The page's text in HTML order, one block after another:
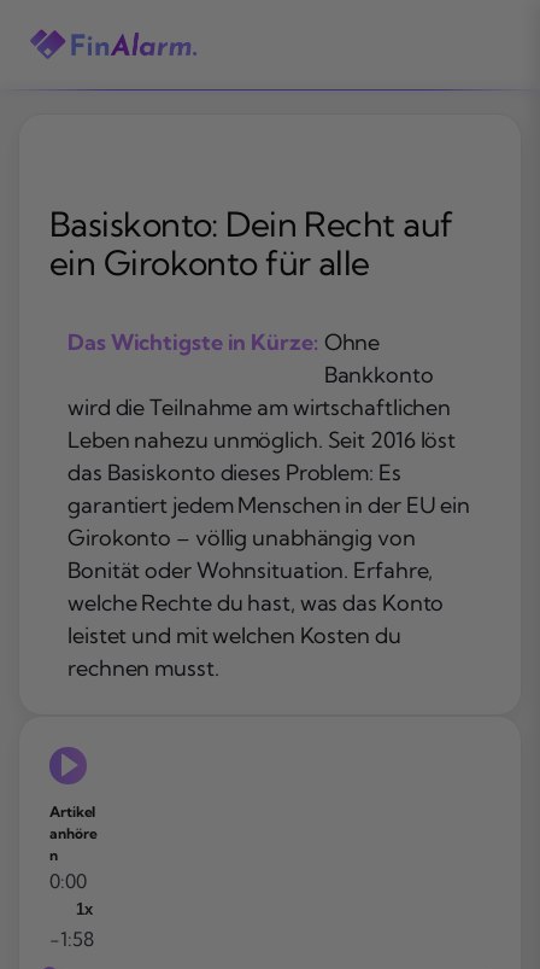
Inhalt
Basiskonto: Dein Recht auf
ein Girokonto für alle
Das Wichtigste in Kürze: Ohne
Bankkonto
wird die Teilnahme am wirtschaftlichen
Leben nahezu unmöglich. Seit 2016 löst
das Basiskonto dieses Problem: Es
garantiert jedem Menschen in der EU ein
Girokonto – völlig unabhängig von
Bonität oder Wohnsituation. Erfahre,
welche Rechte du hast, was das Konto
leistet und mit welchen Kosten du
rechnen musst.
Artikel
anhöre
n
0:00
1x
-1:58